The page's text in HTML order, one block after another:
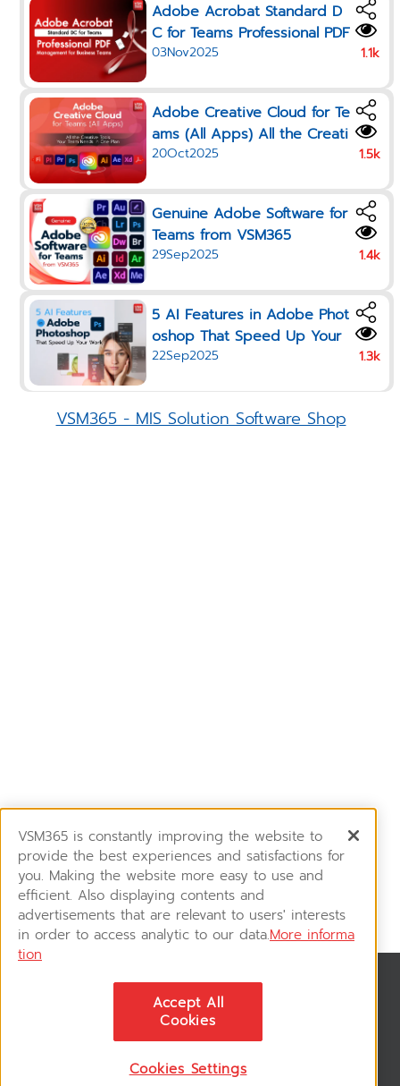
Adobe Acrobat Standard D
C for Teams Professional PDF
Management for Business Te
03Nov2025 1.1k
Adobe Creative Cloud for Te
ams (All Apps) All the Creati
ve Tools Your Team Needs i
20Oct2025 1.5k
Genuine Adobe Software for
Teams from VSM365
29Sep2025 1.4k
5 AI Features in Adobe Phot
oshop That Speed Up Your
Work in 2025
22Sep2025 1.3k
VSM365 - MIS Solution Software Shop
ติดตามอัพเดทข่าวสาร, โปรโมชั่น, สินค้าราคาพิเศษ ได้ก่อนใคร
VSM365 is constantly improving the website to
provide the best experiences and satisfactions for
you. Making the website more easy to use and
efficient. Also displaying contents and
advertisements that are relevant to users' interests
in order to access analytic to our data.More informa
tion
Accept All
Cookies
Cookies Settings